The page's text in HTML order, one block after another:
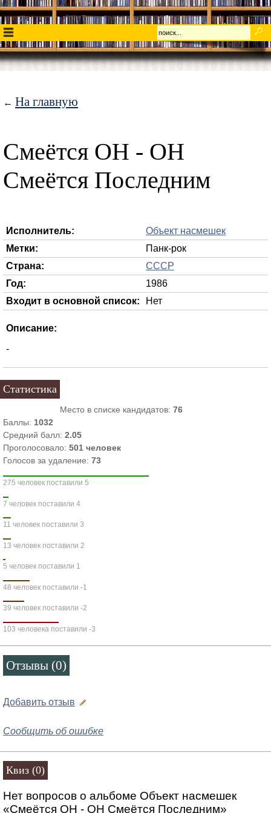
← На главную
Смеётся ОН - ОН
Смеётся Последним
Исполнитель:
Объект насмешек
Метки:
Панк-рок
Страна:
СССР
Год:
1986
Входит в основной список:
Нет
Описание:
-
Статистика
Место в списке кандидатов: 76
Баллы: 1032
Средний балл: 2.05
Проголосовало: 501 человек
Голосов за удаление: 73
275 человек поставили 5
7 человек поставили 4
11 человек поставили 3
13 человек поставили 2
5 человек поставили 1
48 человек поставили -1
39 человек поставили -2
103 человека поставили -3
Отзывы (0)
Добавить отзыв
Сообщить об ошибке
Квиз (0)
Нет вопросов о альбоме Объект насмешек
«Смеётся ОН - ОН Смеётся Последним»